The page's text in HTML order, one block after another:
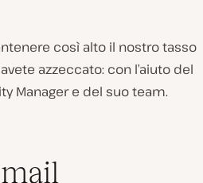
così alto il nostro tasso
azzeccato: con l’aiuto del
Manager e del suo team.